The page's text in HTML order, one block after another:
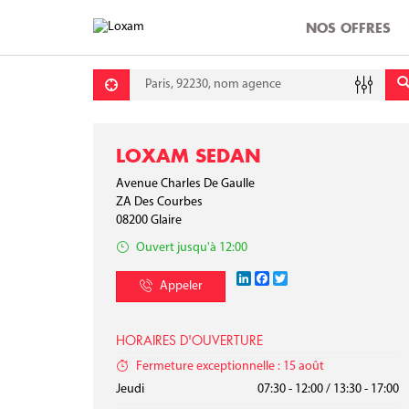
NOS OFFRES
Requête
LOXAM SEDAN
Avenue Charles De Gaulle
ZA Des Courbes
08200 Glaire
Ouvert jusqu'à 12:00
Appeler
LinkedInFacebook
HORAIRES D'OUVERTURE
Fermeture exceptionnelle : 15 août
Lundi
07:30 - 12:00 / 13:30 - 17:00
Mardi 07:30 - 12:00 / 13:30 - 17:00
Mercredi 07:30 - 12:00 / 13:30 - 17:00
Jeudi 07:30 - 12:00 / 13:30 - 17:00